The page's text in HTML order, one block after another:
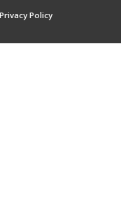
Privacy Policy